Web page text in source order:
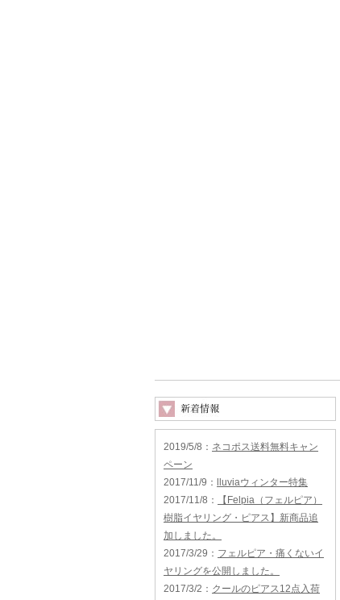
2019/5/8 ： ネコポス送料無料キャン
ペーン
2017/11/9 ：
lluviaウィンター特集
2017/11/8 ：
【Felpia（フェルピア）
樹脂イヤリング・ピアス】新商品追
加しました。
2017/3/29 ： フェルピア・痛くないイ
ヤリングを公開しました。
2017/3/2 ： クールのピアス12点入荷